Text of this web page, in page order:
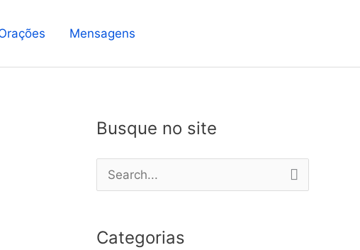
Mensagens
Busque no site
e
q
Categorias